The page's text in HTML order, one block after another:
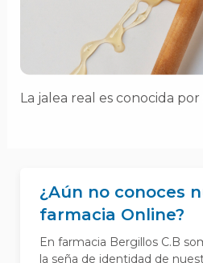
La jalea real es conocida
¿Aún no conoces
farmacia Online?
En farmacia Bergillos C.B
la seña de identidad de